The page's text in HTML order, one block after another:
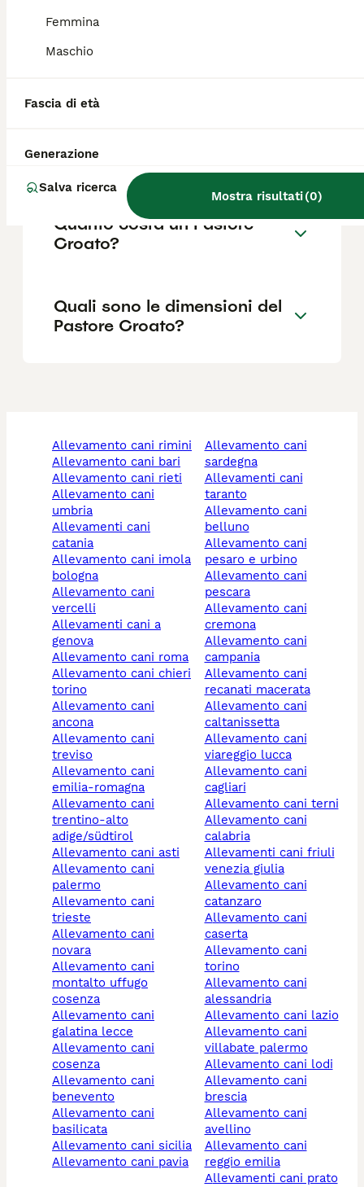
Femmina
Maschio
Fascia di età
Generazione
Salva ricerca
Mostra risultati(0)
Qual è la razza di cane da
croato?
Quanto costa un Pastore
Croato?
Quali sono le dimensioni del
Pastore Croato?
allevamento cani rimini
allevamento cani bari
allevamento cani rieti
allevamento cani
umbria
allevamenti cani
catania
allevamento cani imola
bologna
allevamento cani
vercelli
allevamenti cani a
genova
allevamento cani roma
allevamento cani chieri
torino
allevamento cani
ancona
allevamento cani
treviso
allevamento cani
emilia-romagna
allevamento cani
trentino-alto
adige/südtirol
allevamento cani asti
allevamento cani
palermo
allevamento cani
trieste
allevamento cani
novara
allevamento cani
montalto uffugo
cosenza
allevamento cani
galatina lecce
allevamento cani
cosenza
allevamento cani
benevento
allevamento cani
basilicata
allevamento cani sicilia
allevamento cani pavia
allevamento cani
sardegna
allevamenti cani
taranto
allevamento cani
belluno
allevamento cani
pesaro e urbino
allevamento cani
pescara
allevamento cani
cremona
allevamento cani
campania
allevamento cani
recanati macerata
allevamento cani
caltanissetta
allevamento cani
viareggio lucca
allevamento cani
cagliari
allevamento cani terni
allevamento cani
calabria
allevamenti cani friuli
venezia giulia
allevamento cani
catanzaro
allevamento cani
caserta
allevamento cani
torino
allevamento cani
alessandria
allevamento cani lazio
allevamento cani
villabate palermo
allevamento cani lodi
allevamento cani
brescia
allevamento cani
avellino
allevamento cani
reggio emilia
allevamenti cani prato